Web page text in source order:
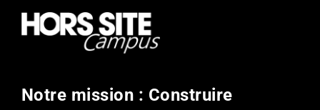
Notre mission : Construire